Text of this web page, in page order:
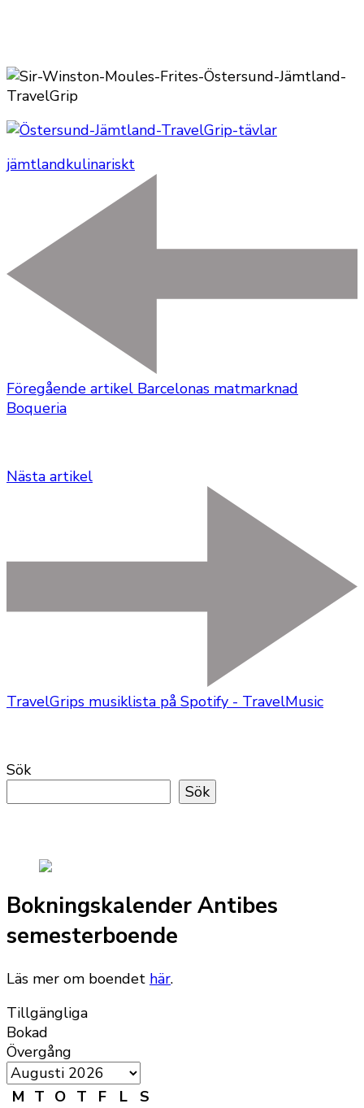
jämtlandkulinariskt
Föregående artikel Barcelonas matmarknad
Boqueria
Nästa artikel
TravelGrips musiklista på Spotify - TravelMusic
Sök
Sök
Bokningskalender Antibes
semesterboende
Läs mer om boendet här.
Tillgängliga
Bokad
Övergång
M T O T F L
S